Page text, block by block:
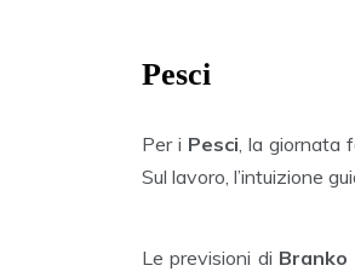
Pesci
Per i Pesci, la giornata
Sul lavoro, l’intuizione
Le previsioni di Branko